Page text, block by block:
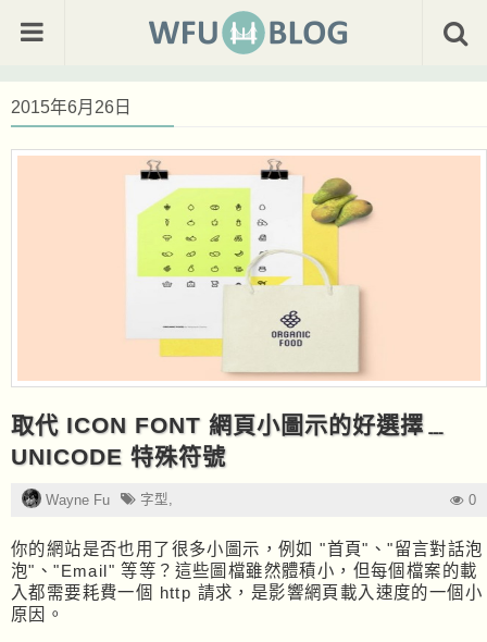
2015年6月26日
取代 ICON FONT 網頁小圖示的好選擇﹍
UNICODE 特殊符號
Wayne Fu 字型, 0
你的網站是否也用了很多小圖示，例如 "首頁"、"留言對話泡
泡"、"Email" 等等？這些圖檔雖然體積小，但每個檔案的載
入都需要耗費一個 http 請求，是影響網頁載入速度的一個小
原因。